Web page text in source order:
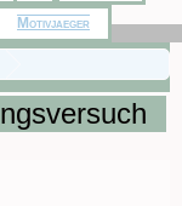
Motivjaeger